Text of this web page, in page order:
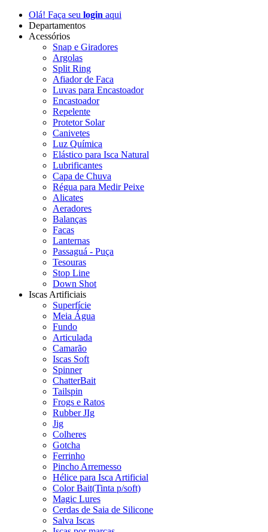
Olá! Faça seu login aqui
Departamentos
Acessórios
Snap e Giradores
Argolas
Split Ring
Afiador de Faca
Luvas para Encastoador
Encastoador
Repelente
Protetor Solar
Canivetes
Luz Química
Elástico para Isca Natural
Lubrificantes
Capa de Chuva
Régua para Medir Peixe
Alicates
Aeradores
Balanças
Facas
Lanternas
Passaguá - Puça
Tesouras
Stop Line
Down Shot
Iscas Artificiais
Superfície
Meia Água
Fundo
Articulada
Camarão
Iscas Soft
Spinner
ChatterBait
Tailspin
Frogs e Ratos
Rubber JIg
Jig
Colheres
Gotcha
Ferrinho
Pincho Arremesso
Hélice para Isca Artificial
Color Bait(Tinta p/soft)
Magic Lures
Cerdas de Saia de Silicone
Salva Iscas